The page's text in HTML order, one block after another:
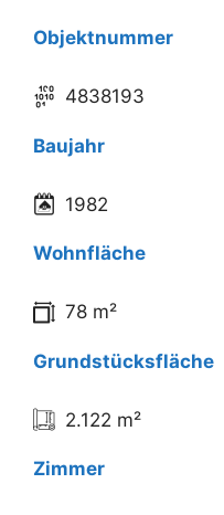
Objektnummer
4838193
Baujahr
1982
Wohnfläche
78 m²
Grundstücksfläche
2.122 m²
Zimmer